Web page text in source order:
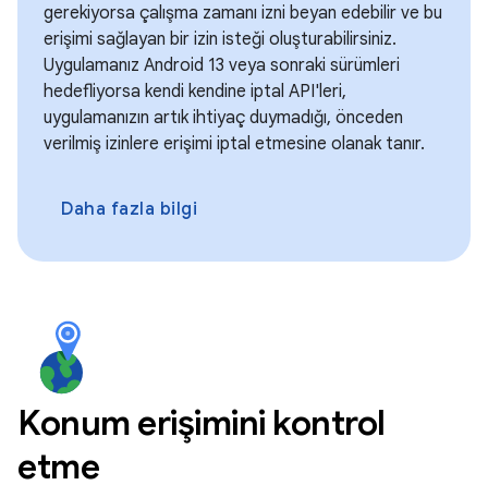
gerekiyorsa çalışma zamanı izni beyan edebilir ve bu
erişimi sağlayan bir izin isteği oluşturabilirsiniz.
Uygulamanız Android 13 veya sonraki sürümleri
hedefliyorsa kendi kendine iptal API'leri,
uygulamanızın artık ihtiyaç duymadığı, önceden
verilmiş izinlere erişimi iptal etmesine olanak tanır.
Daha fazla bilgi
Konum erişimini kontrol
etme